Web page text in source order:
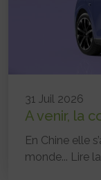
31 Juil 2026
A venir, la
En Chine elle
monde... Lire